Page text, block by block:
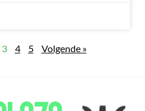
3 4 5 Volgende »